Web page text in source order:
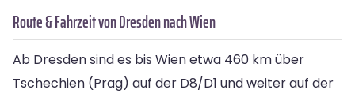
Route & Fahrzeit von Dresden nach Wien
Ab Dresden sind es bis Wien etwa 460 km über
Tschechien (Prag) auf der D8/D1 und weiter auf der